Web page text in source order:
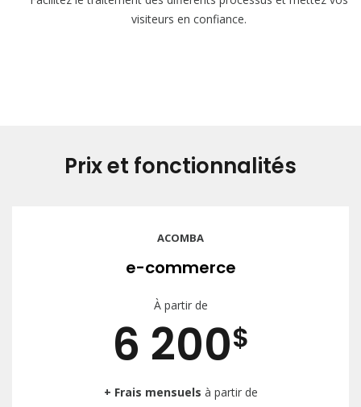
visiteurs en confiance.
Prix et fonctionnalités
ACOMBA
e-commerce
À partir de
6 200$
+ Frais mensuels à partir de